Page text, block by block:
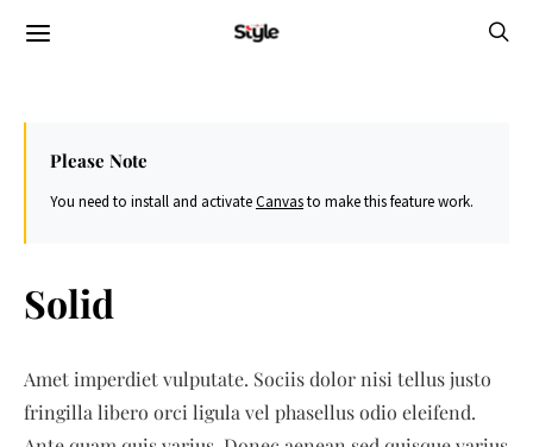
Please Note
You need to install and activateCanvasto make this feature work.
Solid
Amet imperdiet vulputate. Sociis dolor nisi tellus justo
fringilla libero orci ligula vel phasellus odio eleifend.